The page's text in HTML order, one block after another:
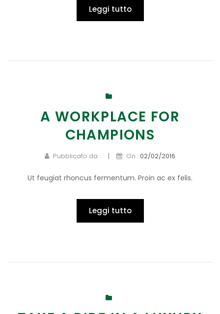
Leggi tutto
A WORKPLACE FOR
CHAMPIONS
Pubblicato da : | On : 02/02/2016
Ut feugiat rhoncus fermentum. Proin ac ex felis.
Leggi tutto